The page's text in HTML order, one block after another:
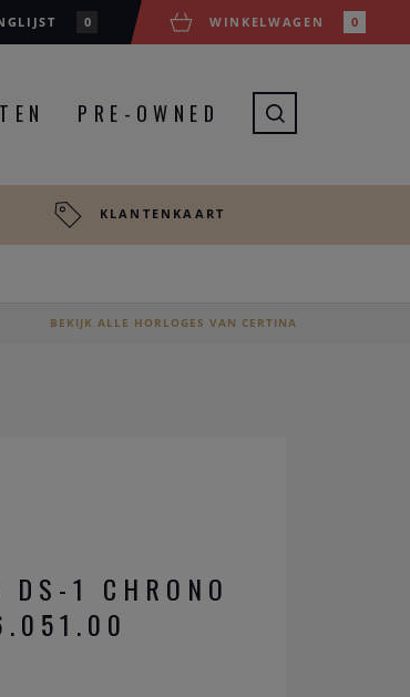
0 WINKELWAGEN 0
PRE-OWNED
KLANTENKAART
BEKIJK ALLE HORLOGES VAN CERTINA
DS-1 CHRONO